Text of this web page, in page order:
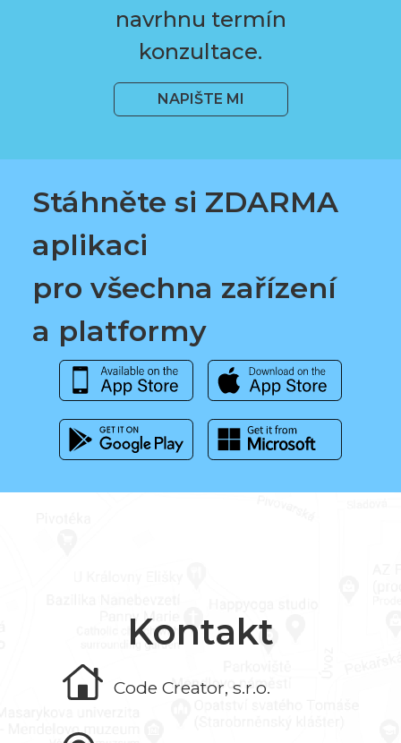
navrhnu termín
konzultace.
NAPIŠTE MI
Stáhněte si ZDARMA
aplikaci
pro všechna zařízení
a platformy
Kontakt
Code Creator, s.r.o.